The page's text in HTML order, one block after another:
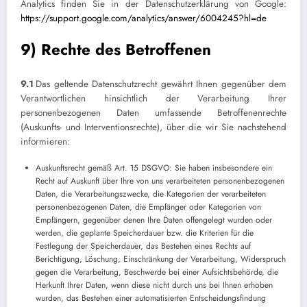
Analytics finden Sie in der Datenschutzerklärung von Google:
https://support.google.com/analytics/answer/6004245?hl=de
9) Rechte des Betroffenen
9.1 Das geltende Datenschutzrecht gewährt Ihnen gegenüber dem
Verantwortlichen hinsichtlich der Verarbeitung Ihrer
personenbezogenen Daten umfassende Betroffenenrechte
(Auskunfts- und Interventionsrechte), über die wir Sie nachstehend
informieren:
Auskunftsrecht gemäß Art. 15 DSGVO: Sie haben insbesondere ein
Recht auf Auskunft über Ihre von uns verarbeiteten personenbezogenen
Daten, die Verarbeitungszwecke, die Kategorien der verarbeiteten
personenbezogenen Daten, die Empfänger oder Kategorien von
Empfängern, gegenüber denen Ihre Daten offengelegt wurden oder
werden, die geplante Speicherdauer bzw. die Kriterien für die
Festlegung der Speicherdauer, das Bestehen eines Rechts auf
Berichtigung, Löschung, Einschränkung der Verarbeitung, Widerspruch
gegen die Verarbeitung, Beschwerde bei einer Aufsichtsbehörde, die
Herkunft Ihrer Daten, wenn diese nicht durch uns bei Ihnen erhoben
wurden, das Bestehen einer automatisierten Entscheidungsfindung